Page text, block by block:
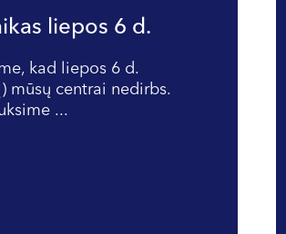
liepos 6 d.
kad liepos 6 d.
mūsų centrai nedirbs.
...